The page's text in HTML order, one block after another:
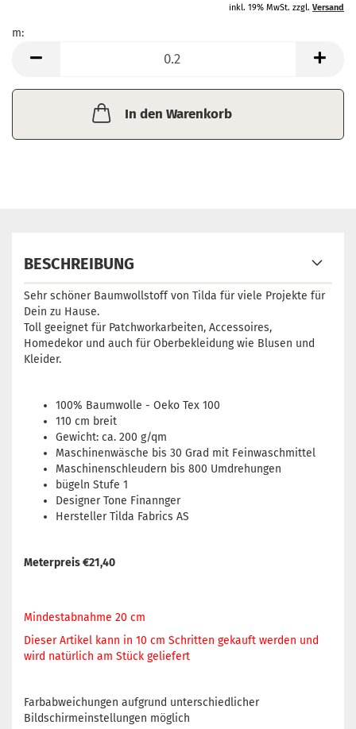
inkl. 19% MwSt. zzgl. Versand
m:
In den Warenkorb
BESCHREIBUNG
Sehr schöner Baumwollstoff von Tilda für viele Projekte für
Dein zu Hause.
Toll geeignet für Patchworkarbeiten, Accessoires,
Homedekor und auch für Oberbekleidung wie Blusen und
Kleider.
100% Baumwolle - Oeko Tex 100
110 cm breit
Gewicht: ca. 200 g/qm
Maschinenwäsche bis 30 Grad mit Feinwaschmittel
Maschinenschleudern bis 800 Umdrehungen
bügeln Stufe 1
DesignerTone Finannger
Hersteller Tilda Fabrics AS
Meterpreis €21,40
Mindestabnahme 20 cm
Dieser Artikel kann in 10 cm Schritten gekauft werden und
wird natürlich am Stück geliefert
Farbabweichungen aufgrund unterschiedlicher
Bildschirmeinstellungen möglich